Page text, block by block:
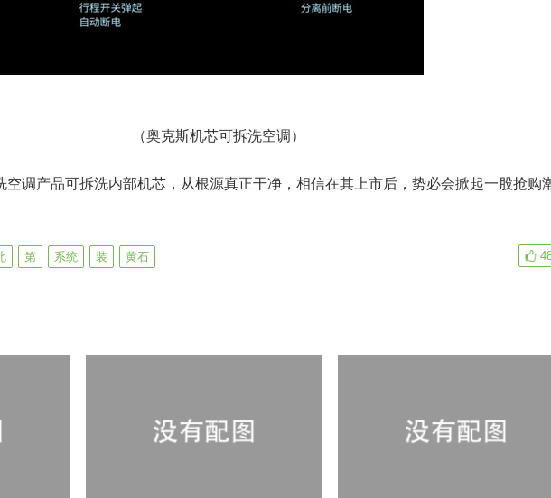
（奥克斯机芯可拆洗空调）
产品可拆洗内部机芯，从根源真正干净，相信在其上市后，势必会掀起一股抢购
第 系统 装 黄石